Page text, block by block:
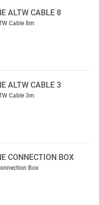
ALTW CABLE 8
Cable 8m
ALTW CABLE 3
Cable 3m
CONNECTION BOX
Box